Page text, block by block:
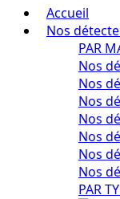
Accueil
Nos
PAR
Nos
Nos
Nos
Nos
Nos
Nos
Nos
PAR